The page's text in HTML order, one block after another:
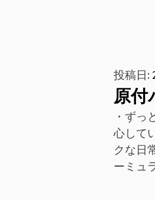
投稿日:
原付
・ずっ
心して
クな日
ーミュ